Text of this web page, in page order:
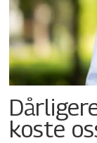
koste